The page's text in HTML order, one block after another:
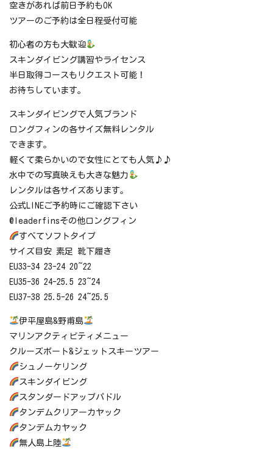
空きがあれば前日予約もOK
ツアーのご予約は全日程受付可能
初心者の方も大歓迎
スキンダイビング講習やライセンス
半日取得コースもリクエスト可能！
お待ちしています。
スキンダイビングで人気ブランド
ロングフィンの各サイズ無料レンタル
できます。
軽くて柔らかいので女性にとても人気♪♪
水中での写真映えも大きな魅力
レンタルは各サイズあります。
公式LINEご予約時にご確認下さい
@leaderfinsその他ロングフィン
すべてソフトタイプ
サイズ目安 素足 靴下履き
EU33-34 23-24 20~22
EU35-36 24-25.5 23~24
EU37-38 25.5-26 24~25.5
伊平屋島&野甫島
マリンアクティビティメニュー
クルーズボート&ジェットスキーツアー
シュノーケリング
スキンダイビング
スタンダードアップパドル
タンデムクリアーカヤック
タンデムカヤック
無人島上陸